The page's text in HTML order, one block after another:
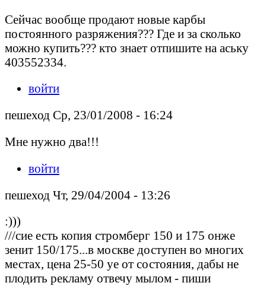
Сейчас вообще продают новые карбы
постоянного разряжения??? Где и за сколько
можно купить??? кто знает отпишите на аську
403552334.
войти
пешеход Ср, 23/01/2008 - 16:24
Мне нужно два!!!
войти
пешеход Чт, 29/04/2004 - 13:26
:)))
///сие есть копия стромберг 150 и 175 онже
зенит 150/175...в москве доступен во многих
местах, цена 25-50 уе от состояния, дабы не
плодить рекламу отвечу мылом - пиши